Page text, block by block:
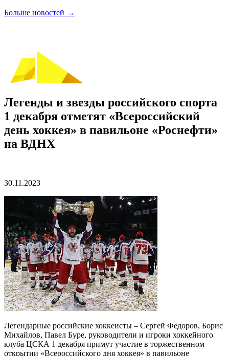
Больше новостей →
Легенды и звезды российского спорта
1 декабря отметят «Всероссийский
день хоккея» в павильоне «Роснефти»
на ВДНХ
30.11.2023
Легендарные российские хоккеисты – Сергей Федоров, Борис
Михайлов, Павел Буре, руководители и игроки хоккейного
клуба ЦСКА 1 декабря примут участие в торжественном
открытии «Всероссийского дня хоккея» в павильоне